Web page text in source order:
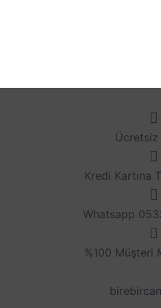
Ücretsiz
Kredi Kartına
Whatsapp
%100 Müşteri